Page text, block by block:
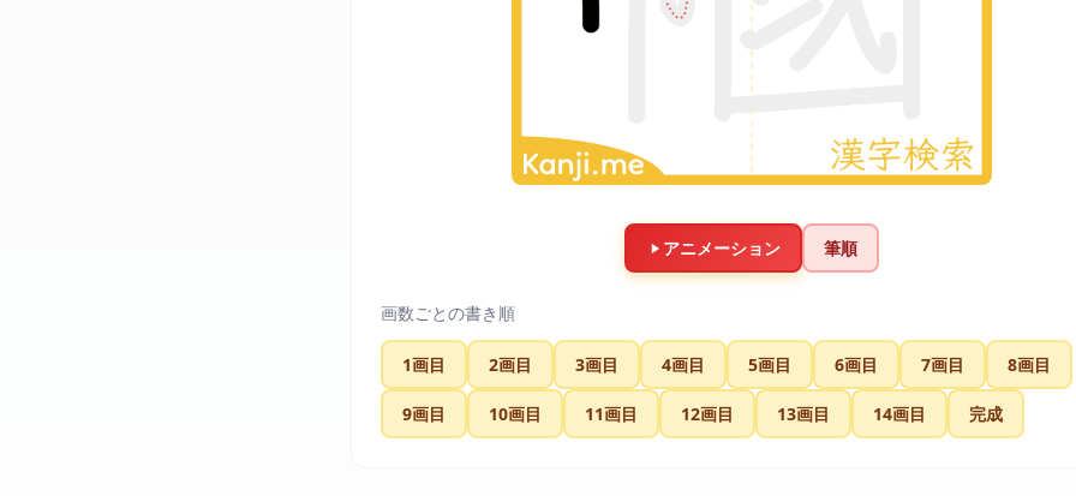
アニメーション 筆順
画数ごとの書き順
1画目 2画目 3画目 4画目 5画目 6画目 7画目 8画目
9画目 10画目 11画目 12画目 13画目 14画目 完成